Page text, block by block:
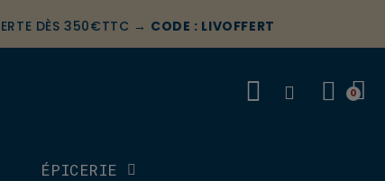
DÈS 350€TTC → CODE : LIVOFFERT
ÉPICERIE